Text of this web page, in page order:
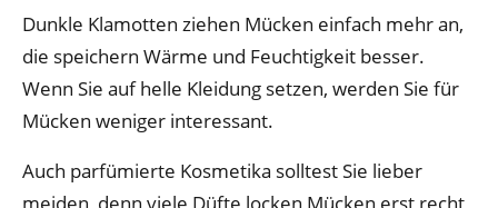
Dunkle Klamotten ziehen Mücken einfach mehr an,
die speichern Wärme und Feuchtigkeit besser.
Wenn Sie auf helle Kleidung setzen, werden Sie für
Mücken weniger interessant.
Auch parfümierte Kosmetika solltest Sie lieber
meiden, denn viele Düfte locken Mücken erst recht